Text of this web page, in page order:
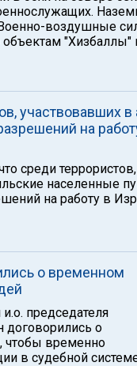
воздушные
"Хизбаллы"
участвовавших в
на
среди террористов,
населенные
на работу в
о временном
председателя
договорились о
чтобы временно
в судебной